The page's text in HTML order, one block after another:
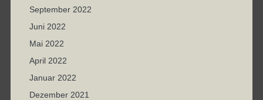
September 2022
Juni 2022
Mai 2022
April 2022
Januar 2022
Dezember 2021